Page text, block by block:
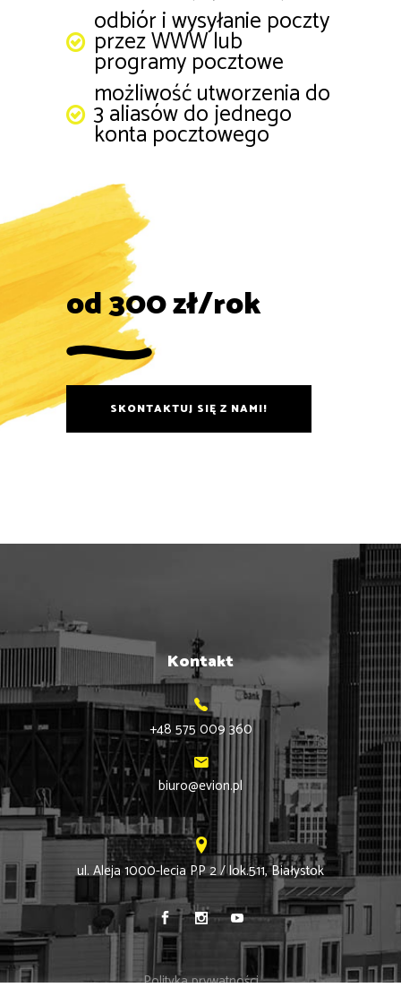
odbiór i wysyłanie poczty
przez WWW lub
programy pocztowe
możliwość utworzenia do
3 aliasów do jednego
konta pocztowego
od 300 zł/rok
SKONTAKTUJ SIĘ Z NAMI!
Kontakt
+48 575 009 360
biuro@evion.pl
ul. Aleja 1000-lecia PP 2 / lok.511, Białystok
Polityka prywatności